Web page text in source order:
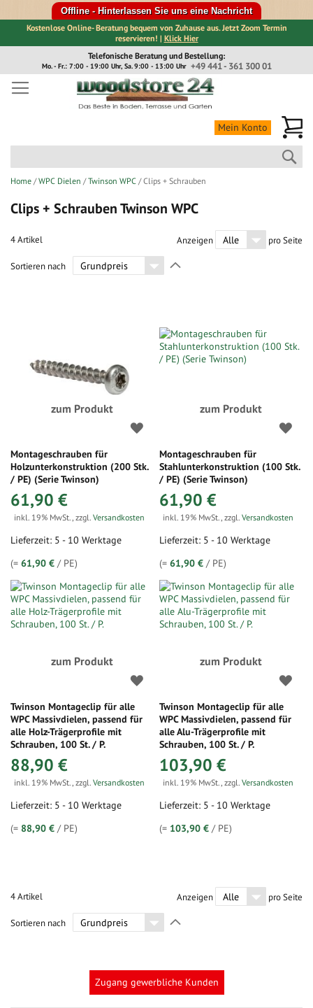
Offline - Hinterlassen Sie uns eine Nachricht
Kostenlose Online- Beratung bequem von Zuhause aus. Jetzt Zoom Termin
reservieren! | Klick Hier
Inhalt
Telefonische Beratung und Bestellung:
+49 441 - 361 300 01
Mo. - Fr.: 7:00 - 19:00 Uhr, Sa. 9:00 - 13:00 Uhr
Mein Konto
Home WPC Dielen Twinson WPC Clips + Schrauben
Clips + Schrauben Twinson WPC
4Artikel Anzeigen pro Seite
Sortieren nach
zum Produkt
Montageschrauben für
Holzunterkonstruktion (200 Stk.
/ PE) (Serie Twinson)
61,90 €
inkl. 19% MwSt., zzgl. Versandkosten
Lieferzeit: 5 - 10 Werktage
(= 61,90 € / PE)
zum Produkt
Montageschrauben für
Stahlunterkonstruktion (100 Stk.
/ PE) (Serie Twinson)
61,90 €
inkl. 19% MwSt.,zzgl.Versandkosten
Lieferzeit: 5 - 10 Werktage
(=61,90 € / PE)
zum Produkt
Twinson Montageclip für alle
WPC Massivdielen, passend für
alle Holz-Trägerprofile mit
Schrauben, 100 St. / P.
88,90 €
inkl. 19% MwSt., zzgl. Versandkosten
Lieferzeit: 5 - 10 Werktage
(= 88,90 € / PE)
zum Produkt
Twinson Montageclip für alle
WPC Massivdielen, passend für
alle Alu-Trägerprofile mit
Schrauben, 100 St. / P.
103,90 €
inkl. 19% MwSt.,zzgl.Versandkosten
Lieferzeit: 5 - 10 Werktage
(= 103,90 € / PE)
4Artikel Anzeigen pro Seite
Sortieren nach
Zugang gewerbliche Kunden